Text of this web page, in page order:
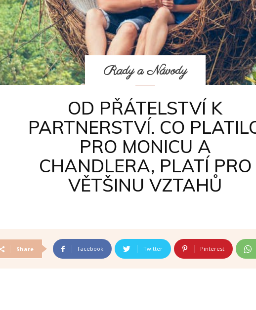
Rady a Návody
OD PŘÁTELSTVÍ K
PARTNERSTVÍ. CO
PRO MONICU A
CHANDLERA, PLATÍ PRO
VĚTŠINU VZTAHŮ
Share Facebook Twitter Pinterest